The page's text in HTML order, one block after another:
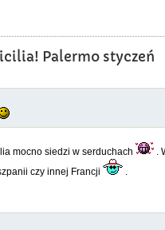
Palermo styczeń
mocno siedzi w serduchach .
czy innej Francji
.